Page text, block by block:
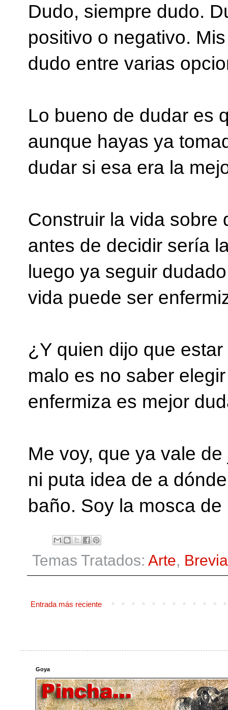
Dudo, siempre dudo.
positivo o negativo.
dudo entre varias
Lo bueno de dudar es
aunque hayas ya
dudar si esa era la
Construir la vida sobre
antes de decidir sería
luego ya seguir
vida puede ser
¿Y quien dijo que
malo es no saber
enfermiza es mejor
Me voy, que ya vale
ni puta idea de a
baño. Soy la mosca
Temas Tratados: Arte,
Entrada más reciente
Goya